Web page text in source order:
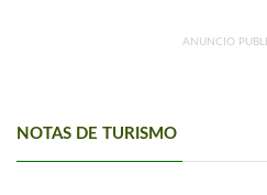
ANUNCIO
NOTAS DE TURISMO